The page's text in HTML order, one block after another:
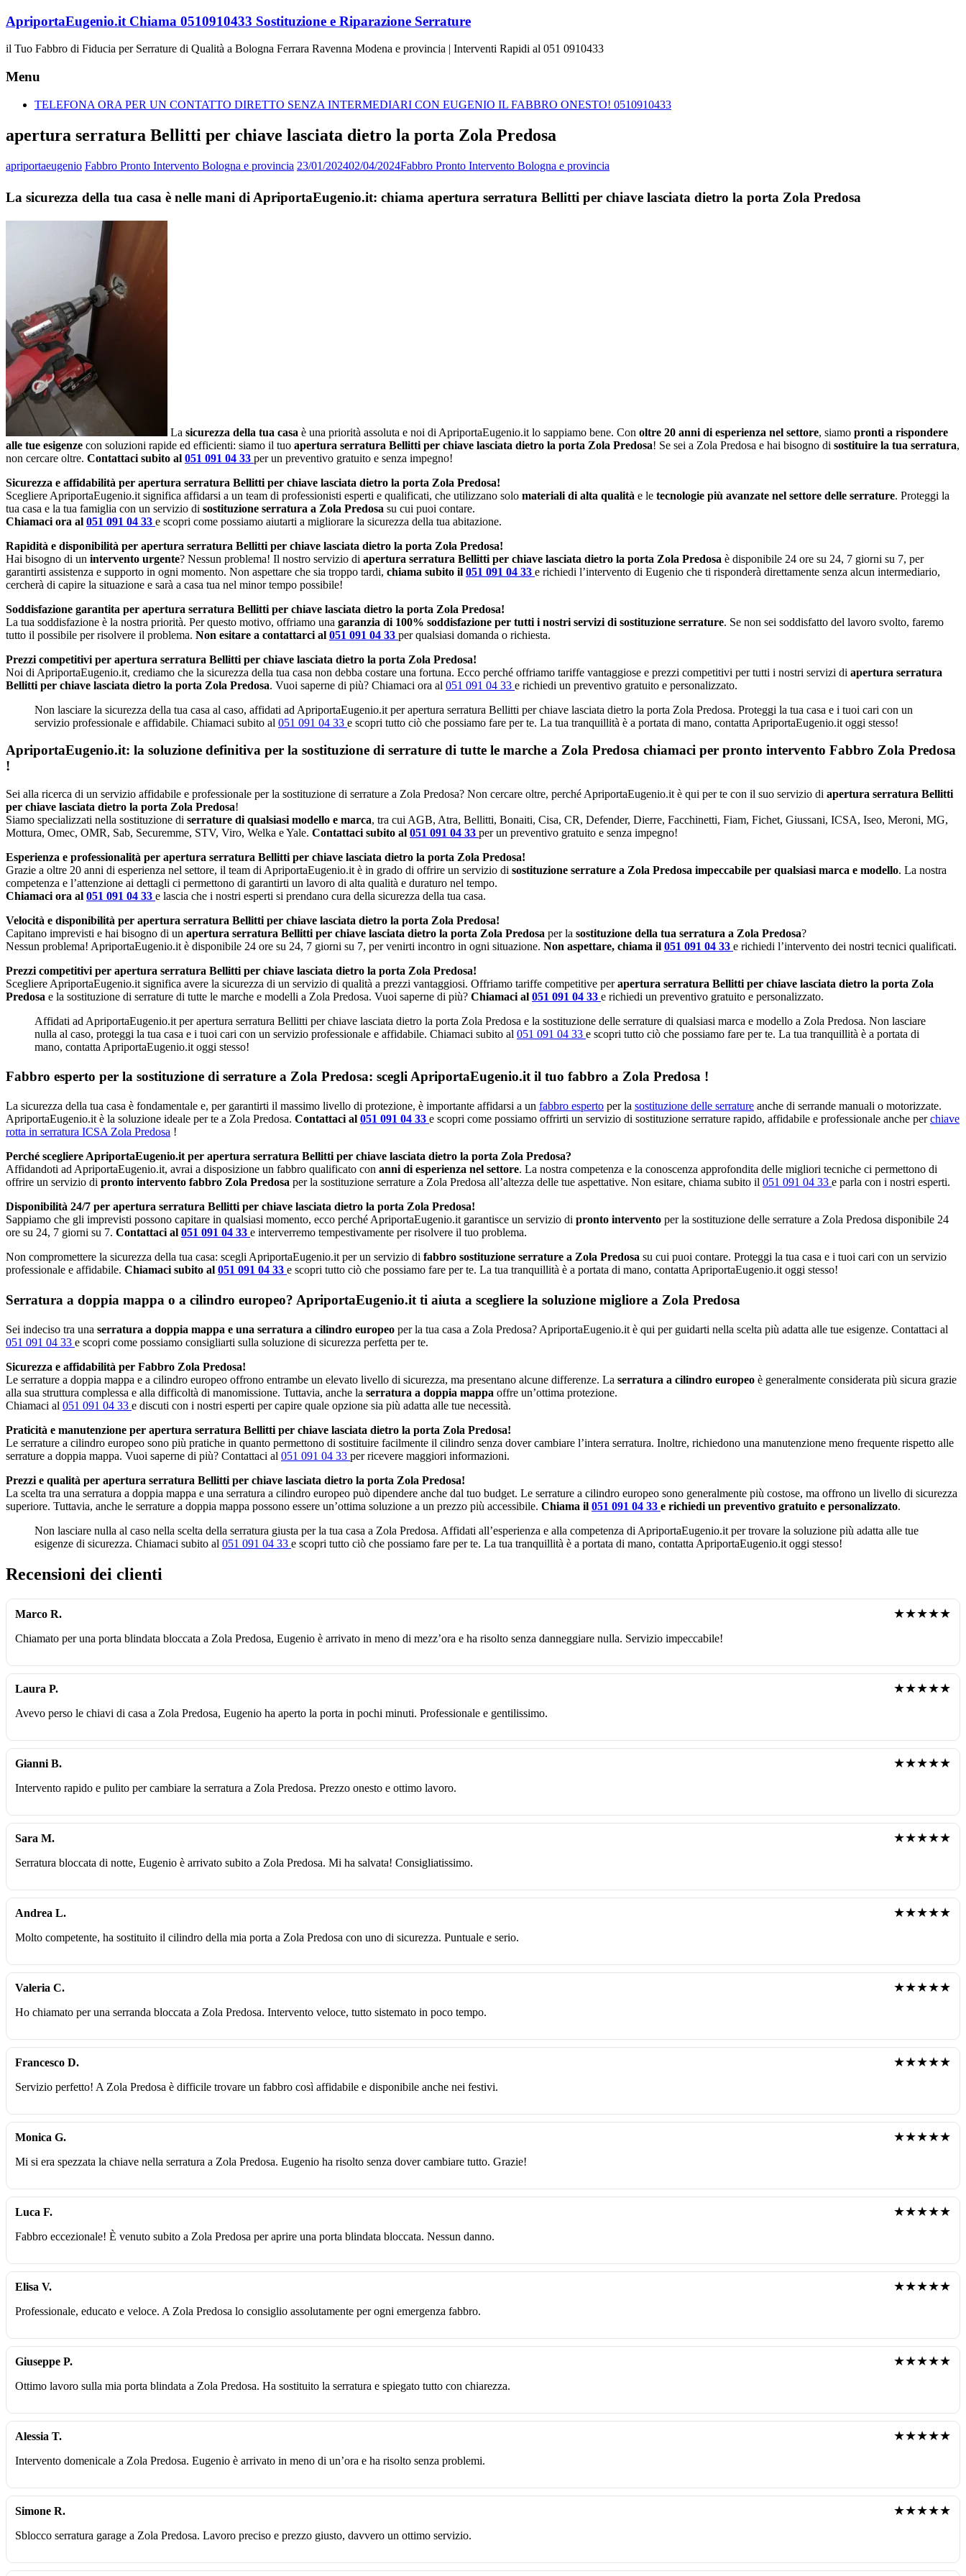
Vai
contenuto
ApriportaEugenio.it Chiama 0510910433 Sostituzione e Riparazione Serrature
il Tuo Fabbro di Fiducia per Serrature di Qualità a Bologna Ferrara Ravenna Modena e provincia | Interventi Rapidi al 051 0910433
Menu
TELEFONA ORA PER UN CONTATTO DIRETTO SENZA INTERMEDIARI CON EUGENIO IL FABBRO ONESTO! 0510910433
apertura serratura Bellitti per chiave lasciata dietro la porta Zola Predosa
apriportaeugenio Fabbro Pronto Intervento Bologna e provincia 23/01/202402/04/2024Fabbro Pronto Intervento Bologna e provincia
La sicurezza della tua casa è nelle mani di ApriportaEugenio.it: chiama apertura serratura Bellitti per chiave lasciata dietro la porta Zola Predosa
La sicurezza della tua casa è una priorità assoluta e noi di ApriportaEugenio.it lo sappiamo bene. Con oltre 20 anni di esperienza nel settore, siamo pronti a rispondere
alle tue esigenze con soluzioni rapide ed efficienti: siamo il tuo apertura serratura Bellitti per chiave lasciata dietro la porta Zola Predosa! Se sei a Zola Predosa e hai bisogno di sostituire la tua serratura,
non cercare oltre. Contattaci subito al 051 091 04 33 per un preventivo gratuito e senza impegno!
Sicurezza e affidabilità per apertura serratura Bellitti per chiave lasciata dietro la porta Zola Predosa!
Scegliere ApriportaEugenio.it significa affidarsi a un team di professionisti esperti e qualificati, che utilizzano solo materiali di alta qualità e le tecnologie più avanzate nel settore delle serrature. Proteggi la
tua casa e la tua famiglia con un servizio di sostituzione serratura a Zola Predosa su cui puoi contare.
Chiamaci ora al 051 091 04 33 e scopri come possiamo aiutarti a migliorare la sicurezza della tua abitazione.
Rapidità e disponibilità per apertura serratura Bellitti per chiave lasciata dietro la porta Zola Predosa!
Hai bisogno di un intervento urgente? Nessun problema! Il nostro servizio di apertura serratura Bellitti per chiave lasciata dietro la porta Zola Predosa è disponibile 24 ore su 24, 7 giorni su 7, per
garantirti assistenza e supporto in ogni momento. Non aspettare che sia troppo tardi, chiama subito il 051 091 04 33 e richiedi l’intervento di Eugenio che ti risponderà direttamente senza alcun intermediario,
cercherà di capire la situazione e sarà a casa tua nel minor tempo possibile!
Soddisfazione garantita per apertura serratura Bellitti per chiave lasciata dietro la porta Zola Predosa!
La tua soddisfazione è la nostra priorità. Per questo motivo, offriamo una garanzia di 100% soddisfazione per tutti i nostri servizi di sostituzione serrature. Se non sei soddisfatto del lavoro svolto, faremo
tutto il possibile per risolvere il problema. Non esitare a contattarci al 051 091 04 33 per qualsiasi domanda o richiesta.
Prezzi competitivi per apertura serratura Bellitti per chiave lasciata dietro la porta Zola Predosa!
Noi di ApriportaEugenio.it, crediamo che la sicurezza della tua casa non debba costare una fortuna. Ecco perché offriamo tariffe vantaggiose e prezzi competitivi per tutti i nostri servizi di apertura serratura
Bellitti per chiave lasciata dietro la porta Zola Predosa. Vuoi saperne di più? Chiamaci ora al 051 091 04 33 e richiedi un preventivo gratuito e personalizzato.
Non lasciare la sicurezza della tua casa al caso, affidati ad ApriportaEugenio.it per apertura serratura Bellitti per chiave lasciata dietro la porta Zola Predosa. Proteggi la tua casa e i tuoi cari con un
servizio professionale e affidabile. Chiamaci subito al 051 091 04 33 e scopri tutto ciò che possiamo fare per te. La tua tranquillità è a portata di mano, contatta ApriportaEugenio.it oggi stesso!
ApriportaEugenio.it: la soluzione definitiva per la sostituzione di serrature di tutte le marche a Zola Predosa chiamaci per pronto intervento Fabbro Zola Predosa
!
Sei alla ricerca di un servizio affidabile e professionale per la sostituzione di serrature a Zola Predosa? Non cercare oltre, perché ApriportaEugenio.it è qui per te con il suo servizio di apertura serratura Bellitti
per chiave lasciata dietro la porta Zola Predosa!
Siamo specializzati nella sostituzione di serrature di qualsiasi modello e marca, tra cui AGB, Atra, Bellitti, Bonaiti, Cisa, CR, Defender, Dierre, Facchinetti, Fiam, Fichet, Giussani, ICSA, Iseo, Meroni, MG,
Mottura, Omec, OMR, Sab, Securemme, STV, Viro, Welka e Yale. Contattaci subito al 051 091 04 33 per un preventivo gratuito e senza impegno!
Esperienza e professionalità per apertura serratura Bellitti per chiave lasciata dietro la porta Zola Predosa!
Grazie a oltre 20 anni di esperienza nel settore, il team di ApriportaEugenio.it è in grado di offrire un servizio di sostituzione serrature a Zola Predosa impeccabile per qualsiasi marca e modello. La nostra
competenza e l’attenzione ai dettagli ci permettono di garantirti un lavoro di alta qualità e duraturo nel tempo.
Chiamaci ora al 051 091 04 33 e lascia che i nostri esperti si prendano cura della sicurezza della tua casa.
Velocità e disponibilità per apertura serratura Bellitti per chiave lasciata dietro la porta Zola Predosa!
Capitano imprevisti e hai bisogno di un apertura serratura Bellitti per chiave lasciata dietro la porta Zola Predosa per la sostituzione della tua serratura a Zola Predosa?
Nessun problema! ApriportaEugenio.it è disponibile 24 ore su 24, 7 giorni su 7, per venirti incontro in ogni situazione. Non aspettare, chiama il 051 091 04 33 e richiedi l’intervento dei nostri tecnici qualificati.
Prezzi competitivi per apertura serratura Bellitti per chiave lasciata dietro la porta Zola Predosa!
Scegliere ApriportaEugenio.it significa avere la sicurezza di un servizio di qualità a prezzi vantaggiosi. Offriamo tariffe competitive perapertura serratura Bellitti per chiave lasciata dietro la porta Zola
Predosa e la sostituzione di serrature di tutte le marche e modelli a Zola Predosa. Vuoi saperne di più? Chiamaci al 051 091 04 33 e richiedi un preventivo gratuito e personalizzato.
Affidati ad ApriportaEugenio.it per apertura serratura Bellitti per chiave lasciata dietro la porta Zola Predosa e la sostituzione delle serrature di qualsiasi marca e modello a Zola Predosa. Non lasciare
nulla al caso, proteggi la tua casa e i tuoi cari con un servizio professionale e affidabile. Chiamaci subito al 051 091 04 33 e scopri tutto ciò che possiamo fare per te. La tua tranquillità è a portata di
mano, contatta ApriportaEugenio.it oggi stesso!
Fabbro esperto per la sostituzione di serrature a Zola Predosa: scegli ApriportaEugenio.it il tuo fabbro a Zola Predosa !
La sicurezza della tua casa è fondamentale e, per garantirti il massimo livello di protezione, è importante affidarsi a un fabbro esperto per la sostituzione delle serrature anche di serrande manuali o motorizzate.
ApriportaEugenio.it è la soluzione ideale per te a Zola Predosa. Contattaci al 051 091 04 33 e scopri come possiamo offrirti un servizio di sostituzione serrature rapido, affidabile e professionale anche perchiave
rotta in serratura ICSA Zola Predosa !
Perché scegliere ApriportaEugenio.it per apertura serratura Bellitti per chiave lasciata dietro la porta Zola Predosa?
Affidandoti ad ApriportaEugenio.it, avrai a disposizione un fabbro qualificato con anni di esperienza nel settore. La nostra competenza e la conoscenza approfondita delle migliori tecniche ci permettono di
offrire un servizio di pronto intervento fabbro Zola Predosa per la sostituzione serrature a Zola Predosa all’altezza delle tue aspettative. Non esitare, chiama subito il 051 091 04 33 e parla con i nostri esperti.
Disponibilità 24/7 per apertura serratura Bellitti per chiave lasciata dietro la porta Zola Predosa!
Sappiamo che gli imprevisti possono capitare in qualsiasi momento, ecco perché ApriportaEugenio.it garantisce un servizio di pronto intervento per la sostituzione delle serrature a Zola Predosa disponibile 24
ore su 24, 7 giorni su 7. Contattaci al 051 091 04 33 e interverremo tempestivamente per risolvere il tuo problema.
Non compromettere la sicurezza della tua casa: scegli ApriportaEugenio.it per un servizio di fabbro sostituzione serrature a Zola Predosa su cui puoi contare. Proteggi la tua casa e i tuoi cari con un servizio
professionale e affidabile. Chiamaci subito al 051 091 04 33 e scopri tutto ciò che possiamo fare per te. La tua tranquillità è a portata di mano, contatta ApriportaEugenio.it oggi stesso!
Serratura a doppia mappa o a cilindro europeo? ApriportaEugenio.it ti aiuta a scegliere la soluzione migliore a Zola Predosa
Sei indeciso tra una serratura a doppia mappa e una serratura a cilindro europeo per la tua casa a Zola Predosa? ApriportaEugenio.it è qui per guidarti nella scelta più adatta alle tue esigenze. Contattaci al
051 091 04 33 e scopri come possiamo consigliarti sulla soluzione di sicurezza perfetta per te.
Sicurezza e affidabilità per Fabbro Zola Predosa!
Le serrature a doppia mappa e a cilindro europeo offrono entrambe un elevato livello di sicurezza, ma presentano alcune differenze. La serratura a cilindro europeo è generalmente considerata più sicura grazie
alla sua struttura complessa e alla difficoltà di manomissione. Tuttavia, anche la serratura a doppia mappa offre un’ottima protezione.
Chiamaci al 051 091 04 33 e discuti con i nostri esperti per capire quale opzione sia più adatta alle tue necessità.
Praticità e manutenzione per apertura serratura Bellitti per chiave lasciata dietro la porta Zola Predosa!
Le serrature a cilindro europeo sono più pratiche in quanto permettono di sostituire facilmente il cilindro senza dover cambiare l’intera serratura. Inoltre, richiedono una manutenzione meno frequente rispetto alle
serrature a doppia mappa. Vuoi saperne di più? Contattaci al 051 091 04 33 per ricevere maggiori informazioni.
Prezzi e qualità per apertura serratura Bellitti per chiave lasciata dietro la porta Zola Predosa!
La scelta tra una serratura a doppia mappa e una serratura a cilindro europeo può dipendere anche dal tuo budget. Le serrature a cilindro europeo sono generalmente più costose, ma offrono un livello di sicurezza
superiore. Tuttavia, anche le serrature a doppia mappa possono essere un’ottima soluzione a un prezzo più accessibile. Chiama il 051 091 04 33 e richiedi un preventivo gratuito e personalizzato.
Non lasciare nulla al caso nella scelta della serratura giusta per la tua casa a Zola Predosa. Affidati all’esperienza e alla competenza di ApriportaEugenio.it per trovare la soluzione più adatta alle tue
esigenze di sicurezza. Chiamaci subito al 051 091 04 33 e scopri tutto ciò che possiamo fare per te. La tua tranquillità è a portata di mano, contatta ApriportaEugenio.it oggi stesso!
Recensioni dei clienti
Marco R. ★★★★★
Chiamato per una porta blindata bloccata a Zola Predosa, Eugenio è arrivato in meno di mezz’ora e ha risolto senza danneggiare nulla. Servizio impeccabile!
Laura P. ★★★★★
Avevo perso le chiavi di casa a Zola Predosa, Eugenio ha aperto la porta in pochi minuti. Professionale e gentilissimo.
Gianni B. ★★★★★
Intervento rapido e pulito per cambiare la serratura a Zola Predosa. Prezzo onesto e ottimo lavoro.
Sara M. ★★★★★
Serratura bloccata di notte, Eugenio è arrivato subito a Zola Predosa. Mi ha salvata! Consigliatissimo.
Andrea L. ★★★★★
Molto competente, ha sostituito il cilindro della mia porta a Zola Predosa con uno di sicurezza. Puntuale e serio.
Valeria C. ★★★★★
Ho chiamato per una serranda bloccata a Zola Predosa. Intervento veloce, tutto sistemato in poco tempo.
Francesco D. ★★★★★
Servizio perfetto! A Zola Predosa è difficile trovare un fabbro così affidabile e disponibile anche nei festivi.
Monica G. ★★★★★
Mi si era spezzata la chiave nella serratura a Zola Predosa. Eugenio ha risolto senza dover cambiare tutto. Grazie!
Luca F. ★★★★★
Fabbro eccezionale! È venuto subito a Zola Predosa per aprire una porta blindata bloccata. Nessun danno.
Elisa V. ★★★★★
Professionale, educato e veloce. A Zola Predosa lo consiglio assolutamente per ogni emergenza fabbro.
Giuseppe P. ★★★★★
Ottimo lavoro sulla mia porta blindata a Zola Predosa. Ha sostituito la serratura e spiegato tutto con chiarezza.
Alessia T. ★★★★★
Intervento domenicale a Zola Predosa. Eugenio è arrivato in meno di un’ora e ha risolto senza problemi.
Simone R. ★★★★★
Sblocco serratura garage a Zola Predosa. Lavoro preciso e prezzo giusto, davvero un ottimo servizio.